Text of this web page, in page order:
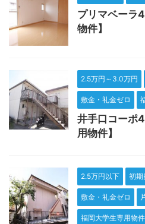
プリマベーラ
物件】
2.5万円～3.0万円
敷金・礼金ゼロ
井手口コーポ
用物件】
2.5万円以下 初期
敷金・礼金ゼロ
福岡大学生専用物件